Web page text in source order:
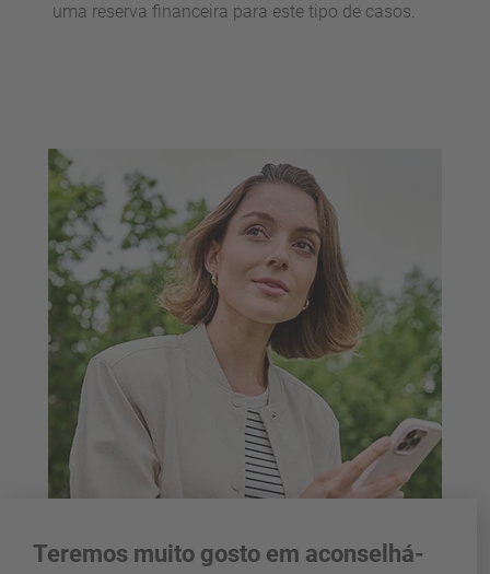
uma reserva financeira para este tipo de casos.
Teremos muito gosto em aconselhá-